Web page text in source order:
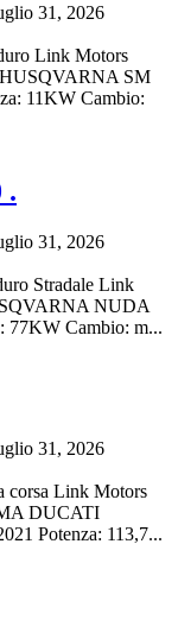
31, 2026
Link Motors
SM
11KW Cambio:
.
31, 2026
Stradale Link
NUDA
77KW Cambio: m...
31, 2026
corsa Link Motors
DUCATI
Potenza: 113,7...